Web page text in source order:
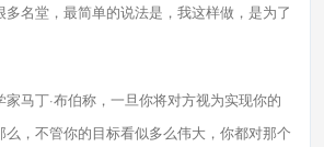
名堂，最简单的说法是，我这样做，是为了
马丁·布伯称，一旦你将对方视为实现你的
么，不管你的目标看似多么伟大，你都对那个